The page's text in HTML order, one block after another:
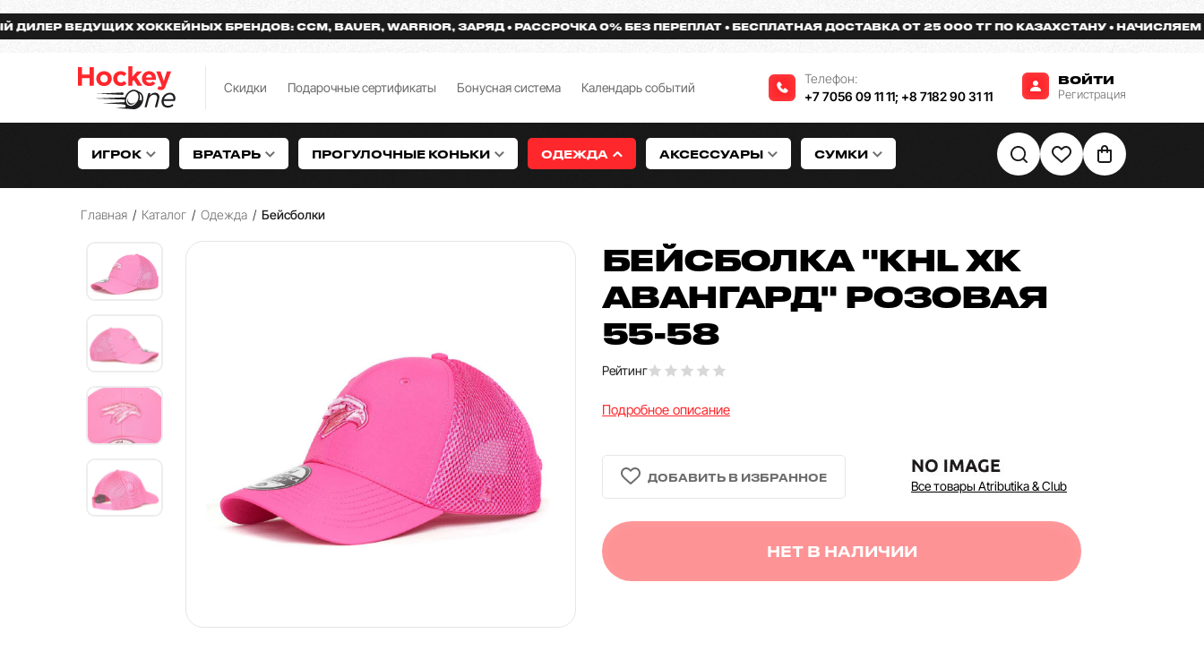
ВЕДУЩИХ ХОККЕЙНЫХ БРЕНДОВ: CCM, BAUER, WARRIOR, ЗАРЯД РАССРОЧКА 0% БЕЗ ПЕРЕПЛАТ БЕСПЛАТНАЯ ДОСТАВКА ОТ 25 000 ТГ ПО КАЗАХСТАНУ НАЧИСЛЯЕМ
Скидки Подарочные сертификаты Бонусная система Календарь событий
Телефон:
+7 7056 09 11 11; +8 7182 90 31 11
ВОЙТИ
Регистрация
ИГРОК ВРАТАРЬ ПРОГУЛОЧНЫЕ КОНЬКИ ОДЕЖДА АКСЕССУАРЫ СУМКИ
Главная / Каталог / Одежда / Бейсболки
БЕЙСБОЛКА "KHL ХК
АВАНГАРД" РОЗОВАЯ
55-58
Рейтинг
Подробное описание
Все товары Atributika & Club
НЕТ В НАЛИЧИИ